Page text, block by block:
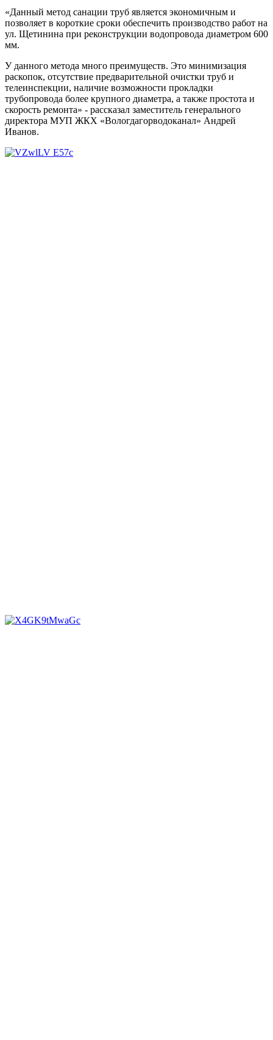
«Данный метод санации труб является экономичным и
позволяет в короткие сроки обеспечить производство работ на
ул. Щетинина при реконструкции водопровода диаметром 600
мм.
У данного метода много преимуществ. Это минимизация
раскопок, отсутствие предварительной очистки труб и
телеинспекции, наличие возможности прокладки
трубопровода более крупного диаметра, а также простота и
скорость ремонта» - рассказал заместитель генерального
директора МУП ЖКХ «Вологдагорводоканал» Андрей
Иванов.